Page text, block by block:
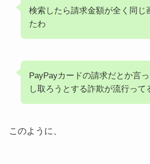
検索したら請求金額が全く同じ
たわ
PayPayカードの請求だとか言
し取ろうとする詐欺が流行って
このように、